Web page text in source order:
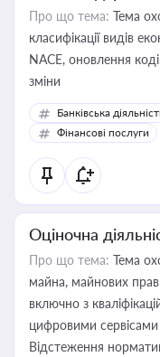
Про що тема: Тема
класифікації видів
NACE, оновлення
зміни
Банківська
Фінансові послуги
Оціночна
Про що тема: Тема
майна, майнових прав
включно з
цифровими сервісами
Відстеження